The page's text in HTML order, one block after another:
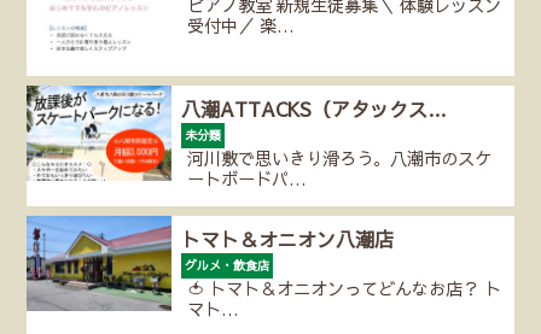
ピアノ教室 新規生徒募集＼ 体験レッスン
受付中／ 楽…
八潮ATTACKS（アタックス…
未分類
河川敷で思いきり滑ろう。八潮市のスケ
ートボードパ…
トマト＆オニオン八潮店
グルメ・飲食店
🍅 トマト＆オニオンってどんなお店？ ト
マト…